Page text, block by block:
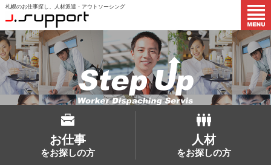
札幌のお仕事探し、人材派遣・アウトソーシング